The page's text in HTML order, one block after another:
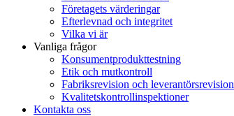
Företagets värderingar
Efterlevnad och integritet
Vilka vi är
Vanliga frågor
Konsumentprodukttestning
Etik och mutkontroll
Fabriksrevision och
Kvalitetskontrollinspektioner
Kontakta oss